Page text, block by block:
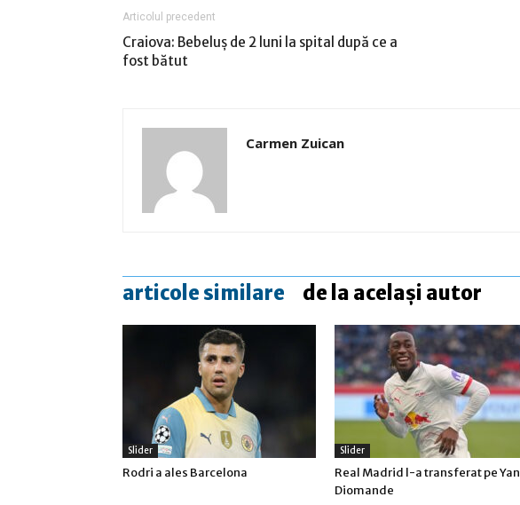
Articolul precedent
Craiova: Bebeluș de 2 luni la spital după ce a
fost bătut
Carmen Zuican
articole similare de la același autor
Slider
Rodri a ales Barcelona
Slider
Real Madrid l-a transferat pe Yan
Diomande